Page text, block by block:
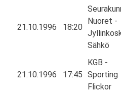
21.10.1996 18:20
Nuoret -
Sähkö
21.10.1996 17:45
KGB -
Sporting
Flickor